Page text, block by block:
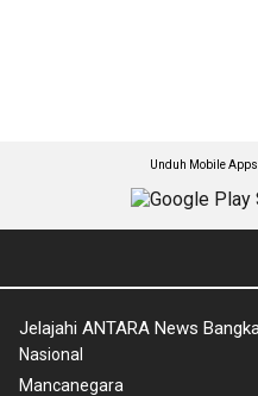
Unduh Mobile
Jelajahi ANTARA News
Nasional
Mancanegara